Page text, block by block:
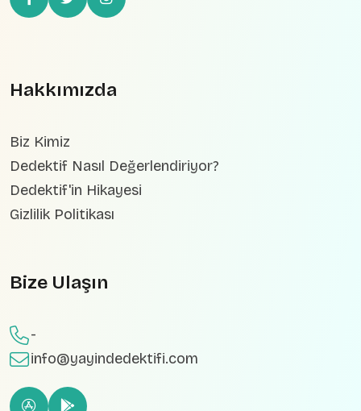
Hakkımızda
Biz Kimiz
Dedektif Nasıl Değerlendiriyor?
Dedektif'in Hikayesi
Gizlilik Politikası
Bize Ulaşın
-
info@yayindedektifi.com